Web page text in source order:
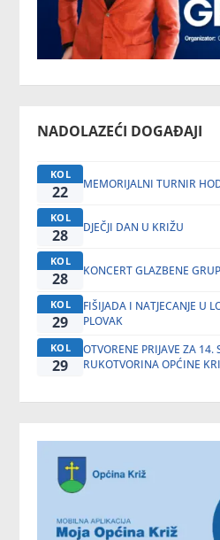
NADOLAZEĆI DOGAĐAJI
KOL
22 MEMORIJALNI TURNIR
KOL
28 DJEČJI DAN U KRIŽU
KOL
28 KONCERT GLAZBENE
KOL
29
FIŠIJADA I NATJECANJE U
PLOVAK
KOL
29
OTVORENE PRIJAVE ZA 14.
RUKOTVORINA OPĆINE